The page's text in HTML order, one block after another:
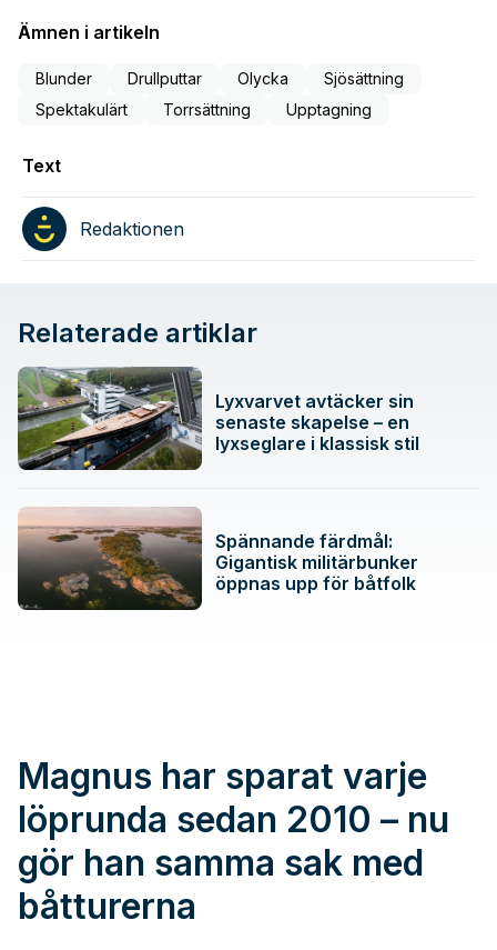
Ämnen i artikeln
Blunder Drullputtar Olycka
Sjösättning
Spektakulärt
Torrsättning Upptagning
Text
Redaktionen
Relaterade artiklar
Lyxvarvet avtäcker sin
senaste skapelse – en
lyxseglare i klassisk stil
Spännande färdmål:
Gigantisk militärbunker
öppnas upp för båtfolk
Magnus har sparat varje
löprunda sedan 2010 – nu
gör han samma sak med
båtturerna